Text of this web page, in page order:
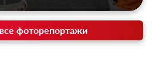
фоторепортажи